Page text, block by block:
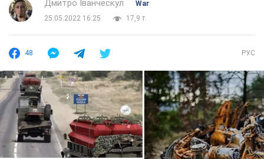
Дмитро Іванческул
War
25.05.2022 16:25
17,9 т.
48 РУС